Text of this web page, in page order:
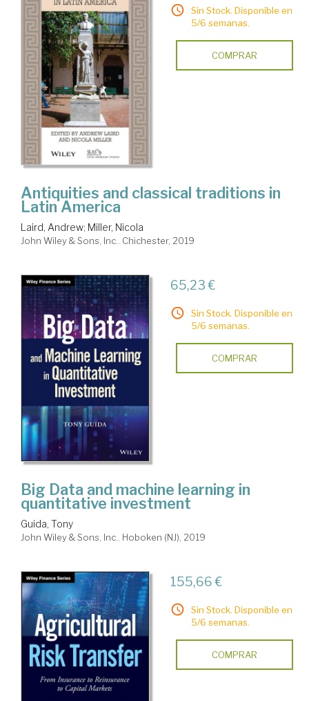
Sin Stock. Disponible en
5/6 semanas.
COMPRAR
Antiquities and classical traditions in
Latin America
Laird, Andrew; Miller, Nicola
John Wiley & Sons, Inc.. Chichester, 2019
65,23 €
Sin Stock. Disponible en
5/6 semanas.
COMPRAR
Big Data and machine learning in
quantitative investment
Guida, Tony
John Wiley & Sons, Inc.. Hoboken (NJ), 2019
155,66 €
Sin Stock. Disponible en
5/6 semanas.
COMPRAR